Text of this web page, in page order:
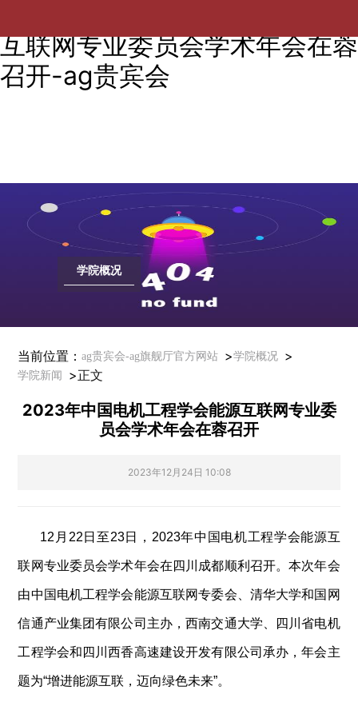
互联网专业委员会学术年会在蓉
召开-ag贵宾会
学院概况
当前位置：ag贵宾会-ag旗舰厅官方网站 >学院概况 >
学院新闻 >正文
2023年中国电机工程学会能源互联网专业委
员会学术年会在蓉召开
2023年12月24日 10:08
12 月 22 日至23日， 2023年中国电机工程学会能源互
联网专业委员会学术年会在四川成都顺利召开。本次年会
由中国电机工程学会能源互联网专委会、清华大学和国网
信通产业集团有限公司主办，西南交通大学、四川省电机
工程学会和四川西香高速建设开发有限公司承办，年会主
题为“增进能源互联，迈向绿色未来”。